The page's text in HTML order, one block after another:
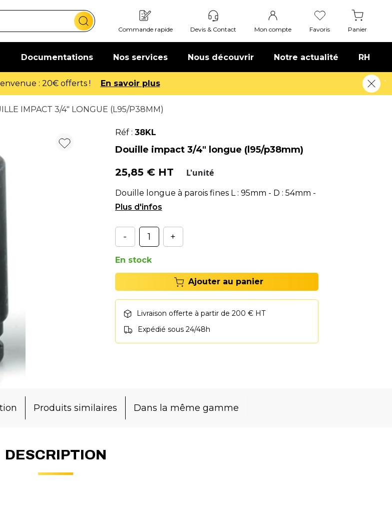
Commande rapide Devis & Contact Mon compte Favoris Panier
Documentations Nos services Nous découvrir Notre actualité RH
: 20€ offerts ! En savoir plus
IMPACT 3/4" LONGUE (L95/P38MM)
Réf : 38KL
Douille impact 3/4" longue (l95/p38mm)
25,85 € HT L'unité
Douille longue à parois fines L : 95mm - D : 54mm -
P : 38mm
- +
En stock
Ajouter au panier
Livraison offerte à partir de 200 € HT
Expédié sous 24/48h
Produits similaires Dans la même gamme
DESCRIPTION